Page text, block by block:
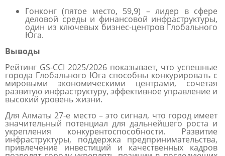
Гонконг (пятое место, 59,9) – лидер в сфере
деловой среды и финансовой инфраструктуры,
один из ключевых бизнес-центров Глобального
Юга.
Выводы
Рейтинг GS-CCI 2025/2026 показывает, что успешные
города Глобального Юга способны конкурировать с
мировыми экономическими центрами, сочетая
развитую инфраструктуру, эффективное управление и
высокий уровень жизни.
Для Алматы 27-е место – это сигнал, что город имеет
значительный потенциал для дальнейшего роста и
укрепления конкурентоспособности. Развитие
инфраструктуры, поддержка предпринимательства,
привлечение инвестиций и качественных кадров